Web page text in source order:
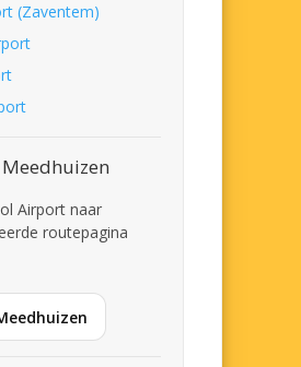
(Zaventem)
Airport naar
routepagina